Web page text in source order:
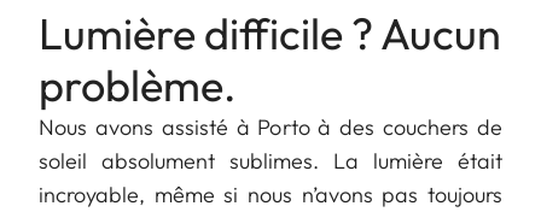
Lumière difficile ? Aucun
problème.
Nous avons assisté à Porto à des couchers de
soleil absolument sublimes. La lumière était
incroyable, même si nous n’avons pas toujours